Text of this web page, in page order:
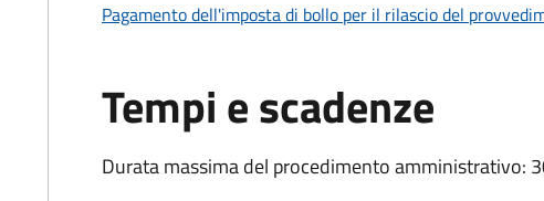
Pagamento dell'imposta di bollo per il rilascio del
Tempi e scadenze
Durata massima del procedimento amministrativo: